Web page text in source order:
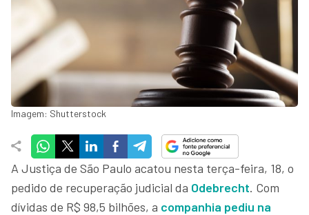
Imagem: Shutterstock
A Justiça de São Paulo acatou nesta terça-feira, 18, o
pedido de recuperação judicial da Odebrecht. Com
dívidas de R$ 98,5 bilhões, a companhia pediu na